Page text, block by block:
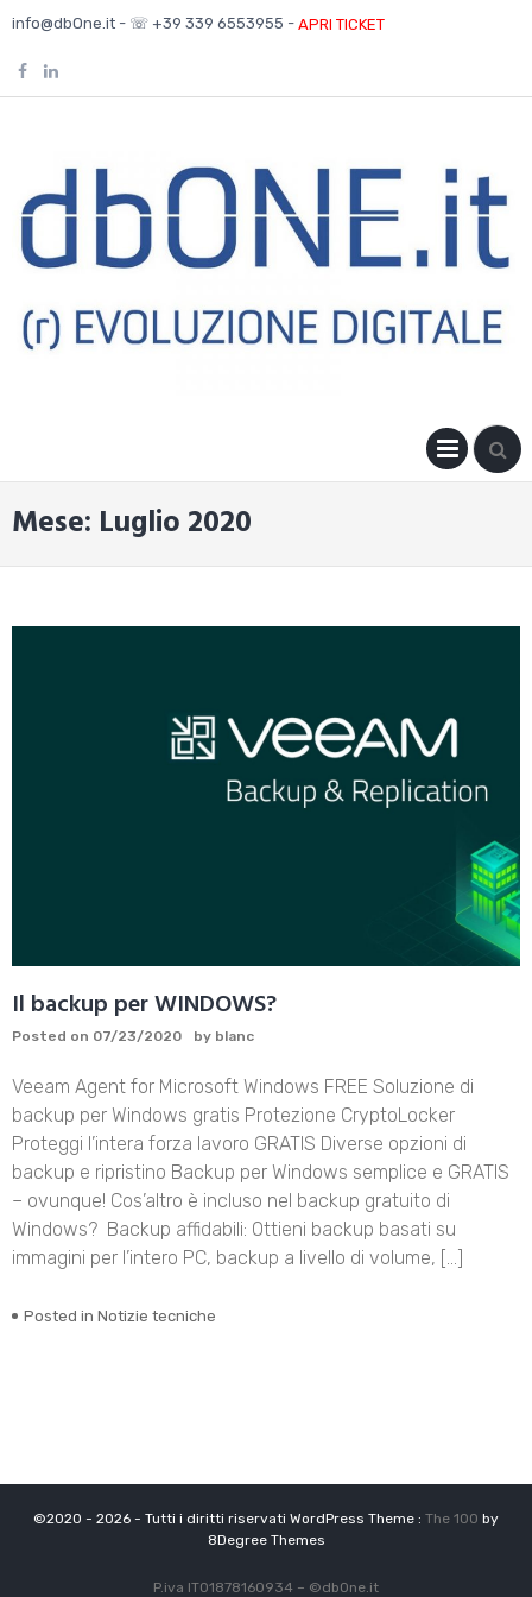
Skip
content
info@dbOne.it - ☏ +39 339 6553955 - APRI TICKET
Mese: Luglio 2020
Il backup per WINDOWS?
Posted on 07/23/2020 by blanc
Veeam Agent for Microsoft Windows FREE Soluzione di
backup per Windows gratis Protezione CryptoLocker
Proteggi l’intera forza lavoro GRATIS Diverse opzioni di
backup e ripristino Backup per Windows semplice e GRATIS
– ovunque! Cos’altro è incluso nel backup gratuito di
Windows? Backup affidabili: Ottieni backup basati su
immagini per l’intero PC, backup a livello di volume, […]
Posted in Notizie tecniche
©2020 - 2026 - Tutti i diritti riservati WordPress Theme : The 100 by
8Degree Themes
P.iva IT01878160934 – ©dbOne.it